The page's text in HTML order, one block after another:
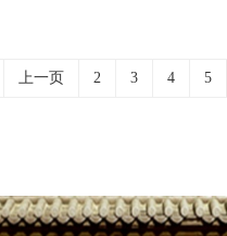
上一页 2 3 4 5